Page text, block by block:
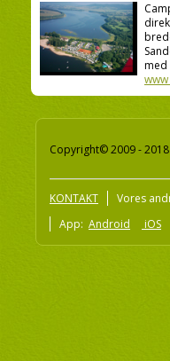
med
Copyright© 2009 -
KONTAKT Vores
App: Android iOS